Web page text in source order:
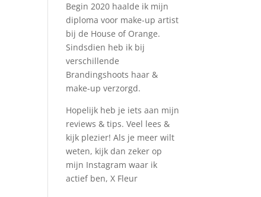
Begin 2020 haalde ik mijn
diploma voor make-up artist
bij de House of Orange.
Sindsdien heb ik bij
verschillende
Brandingshoots haar &
make-up verzorgd.
Hopelijk heb je iets aan mijn
reviews & tips. Veel lees &
kijk plezier! Als je meer wilt
weten, kijk dan zeker op
mijn Instagram waar ik
actief ben, X Fleur